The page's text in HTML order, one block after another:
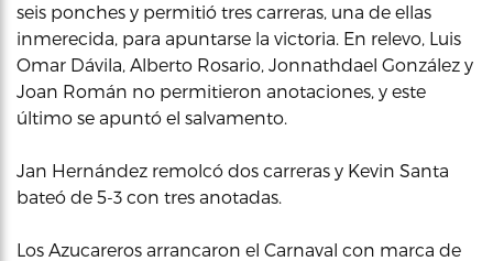
seis ponches y permitió tres carreras, una de ellas
inmerecida, para apuntarse la victoria. En relevo, Luis
Omar Dávila, Alberto Rosario, Jonnathdael González y
Joan Román no permitieron anotaciones, y este
último se apuntó el salvamento.
Jan Hernández remolcó dos carreras y Kevin Santa
bateó de 5-3 con tres anotadas.
Los Azucareros arrancaron el Carnaval con marca de